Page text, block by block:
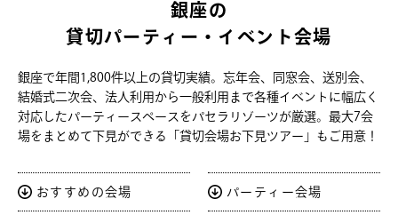
銀座の
貸切パーティー・イベント会場
銀座で年間1,800件以上の貸切実績。忘年会、同窓会、送別会、
結婚式二次会、法人利用から一般利用まで各種イベントに幅広く
対応したパーティースペースをパセラリゾーツが厳選。最大7会
場をまとめて下見ができる「貸切会場お下見ツアー」もご用意！
おすすめの会場 パーティー会場